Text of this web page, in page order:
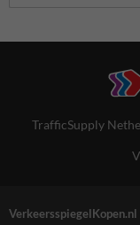
TrafficSupply